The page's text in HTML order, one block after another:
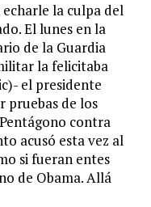
la culpa del
El lunes en la
de la Guardia
la felicitaba
el presidente
pruebas de los
contra
acusó esta vez al
si fueran entes
de Obama. Allá